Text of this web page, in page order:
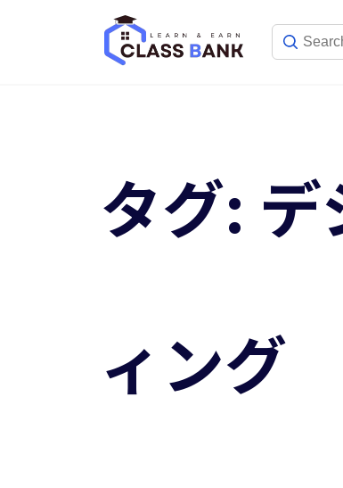
タグ:
ィング